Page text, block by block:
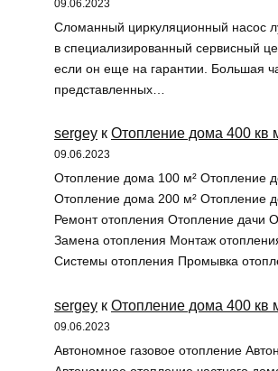
09.06.2023
Сломанный циркуляционный насос
в специализированный сервисный
если он еще на гарантии. Большая
представленных…
sergey к Отопление дома 400 кв
09.06.2023
Отопление дома 100 м² Отопление
Отопление дома 200 м² Отопление
Ремонт отопления Отопление дачи
Замена отопления Монтаж
Системы отопления Промывка
sergey к Отопление дома 400 кв
09.06.2023
Автономное газовое отопление